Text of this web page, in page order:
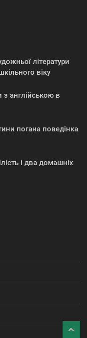
літератури
віку
англійською в
погана поведінка
і два домашніх